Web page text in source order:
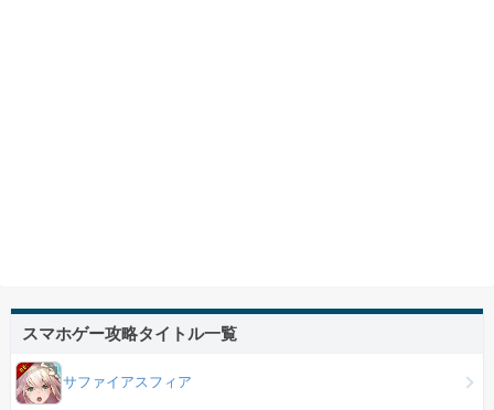
スマホゲー攻略タイトル一覧
サファイアスフィア